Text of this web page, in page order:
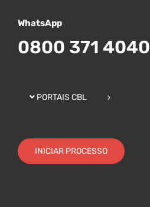
WhatsApp
0800 371 4040
PORTAIS CBL
INICIAR PROCESSO